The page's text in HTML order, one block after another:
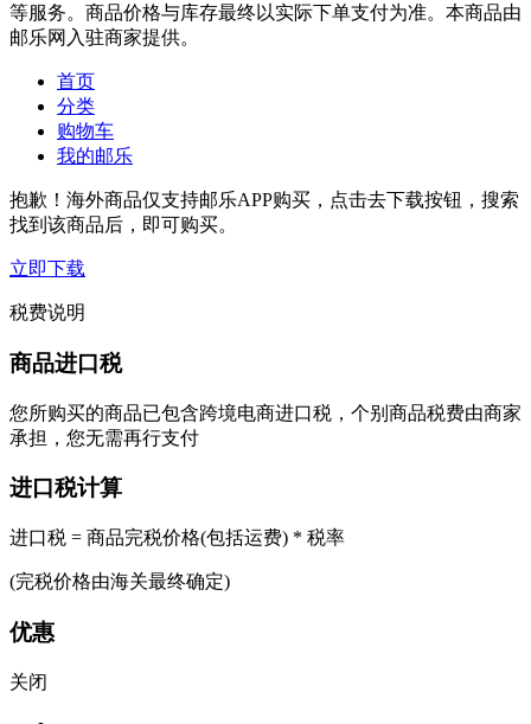
等服务。商品价格与库存最终以实际下单支付为准。本商品由
邮乐网入驻商家提供。
首页
分类
购物车
我的邮乐
抱歉！海外商品仅支持邮乐APP购买，点击去下载按钮，搜索
找到该商品后，即可购买。
立即下载
税费说明
商品进口税
您所购买的商品已包含跨境电商进口税，个别商品税费由商家
承担，您无需再行支付
进口税计算
进口税 = 商品完税价格(包括运费) * 税率
(完税价格由海关最终确定)
优惠
关闭